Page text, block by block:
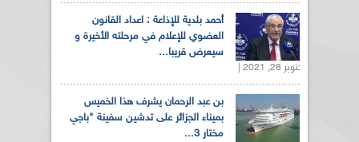
أحمد بلدية للإذاعة : اعداد القانون
العضوي للإعلام في مرحلته الأخيرة و
سيعرض قريبا...
أكتوبر 28, 2021 |
بن عبد الرحمان يشرف هذا الخميس
بميناء الجزائر على تدشين سفينة "باجي
مختار 3...